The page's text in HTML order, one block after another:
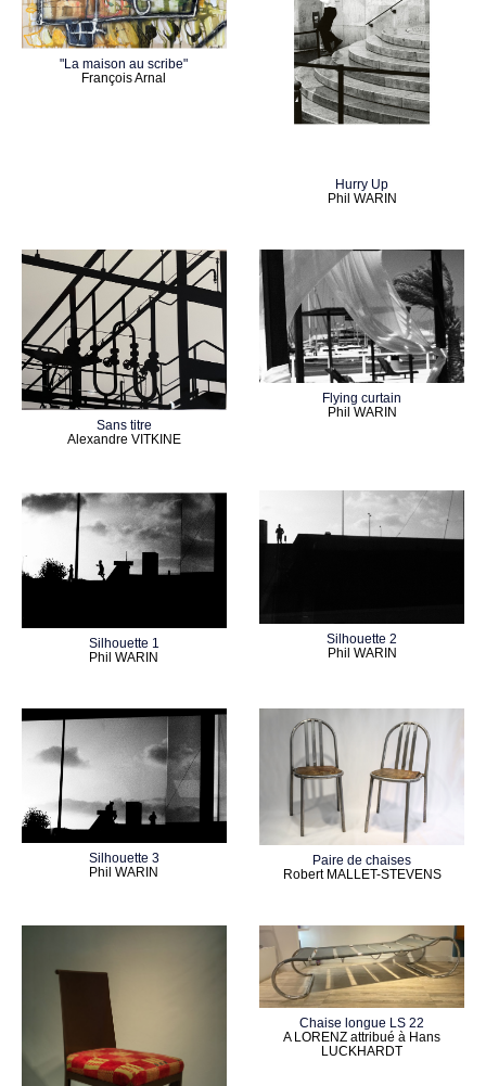
"La maison au scribe"
François Arnal
Hurry Up
Phil WARIN
Sans titre
Alexandre VITKINE
Flying curtain
Phil WARIN
Silhouette 1
Phil WARIN
Silhouette 2
Phil WARIN
Silhouette 3
Phil WARIN
Paire de chaises
Robert MALLET-STEVENS
Chaise longue LS 22
A LORENZ attribué à Hans
LUCKHARDT